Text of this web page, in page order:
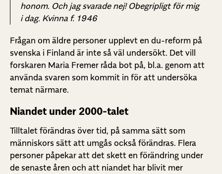
honom. Och jag svarade nej! Obegripligt för mig
i dag. Kvinna f. 1946
Frågan om äldre personer upplevt en du-reform på
svenska i Finland är inte så väl undersökt. Det vill
forskaren Maria Fremer råda bot på, bl.a. genom att
använda svaren som kommit in för att undersöka
temat närmare.
Niandet under 2000-talet
Tilltalet förändras över tid, på samma sätt som
människors sätt att umgås också förändras. Flera
personer påpekar att det skett en förändring under
de senaste åren och att niandet har blivit mer